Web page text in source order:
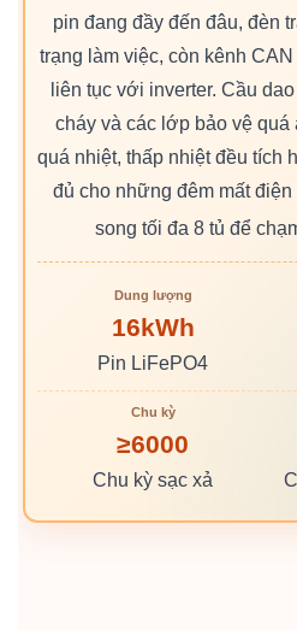
pin đang đầy đến đâu, đèn
trạng làm việc, còn kênh
liên tục với inverter. Cầu
cháy và các lớp bảo vệ quá
quá nhiệt, thấp nhiệt đều tích
đủ cho những đêm mất
song tối đa 8 tủ để
Dung lượng
16kWh
Pin LiFePO4
Chu kỳ
≥6000
Chu kỳ sạc xả